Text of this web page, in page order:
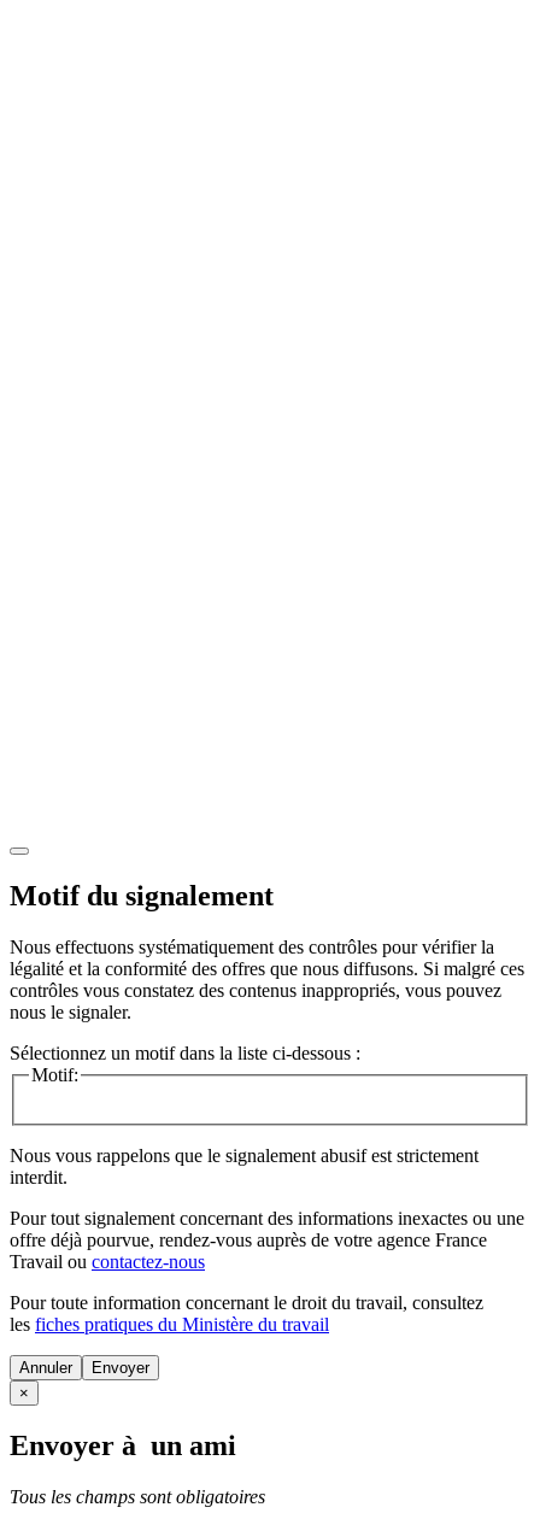
Motif du signalement
Nous effectuons systématiquement des contrôles pour vérifier la
légalité et la conformité des offres que nous diffusons. Si malgré ces
contrôles vous constatez des contenus inappropriés, vous pouvez
nous le signaler.
Sélectionnez un motif dans la liste ci-dessous :
Motif:
Nous vous rappelons que le signalement abusif est strictement
interdit.
Pour tout signalement concernant des informations inexactes ou une
offre déjà pourvue, rendez-vous auprès de votre agence France
Travail ou contactez-nous
Pour toute information concernant le droit du travail, consultez
les fiches pratiques du Ministère du travail
Annuler
×
Envoyer à un ami
Tous les champs sont obligatoires